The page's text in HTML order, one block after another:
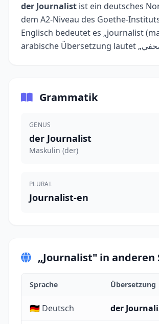
der Journalist ist ein deutsches
dem A2-Niveau des Goethe-
Englisch bedeutet es „journalist
Grammatik
GENUS
der Journalist
Maskulin (der)
PLURAL
Journalist-en
„Journalist" in anderen
Sprache Übersetzung
🇩🇪 Deutsch der